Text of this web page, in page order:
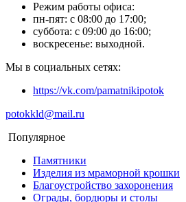
Режим работы офиса:
пн-пят: с 08:00 до 17:00;
суббота: с 09:00 до 16:00;
воскресенье: выходной.
Мы в социальных сетях:
https://vk.com/pamatnikipotok
potokkld@mail.ru
Популярное
Памятники
Изделия из мраморной крошки
Благоустройство захоронения
Ограды, бордюры и столы